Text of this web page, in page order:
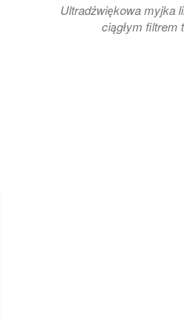
Ultradźwiękowa myjka
ciągłym filtrem